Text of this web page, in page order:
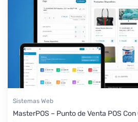
Sistemas Web
MasterPOS – Punto de Venta POS